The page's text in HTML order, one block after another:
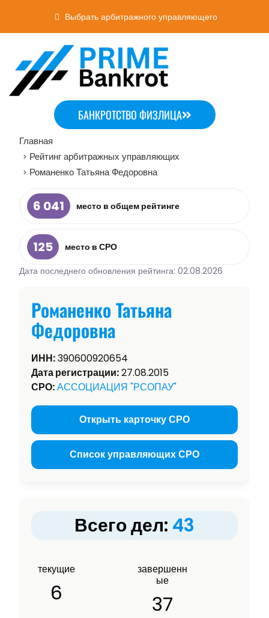
Выбрать арбитражного управляющего
БАНКРОТСТВО ФИЗЛИЦА
Главная
> Рейтинг арбитражных управляющих
> Романенко Татьяна Федоровна
6 041 место в общем рейтинге
125
место в СРО
Дата последнего обновления рейтинга: 02.08.2026
Романенко Татьяна
Федоровна
ИНН:390600920654
Дата регистрации:27.08.2015
СРО:АССОЦИАЦИЯ "РСОПАУ"
Открыть карточку СРО
Список управляющих СРО
Всего дел: 43
текущие
6
завершенн
ые
37